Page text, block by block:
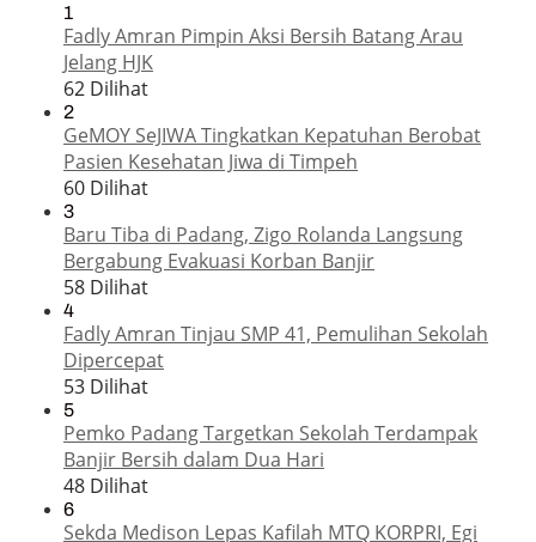
1
Fadly Amran Pimpin Aksi Bersih Batang Arau
Jelang HJK
62 Dilihat
2
GeMOY SeJIWA Tingkatkan Kepatuhan Berobat
Pasien Kesehatan Jiwa di Timpeh
60 Dilihat
3
Baru Tiba di Padang, Zigo Rolanda Langsung
Bergabung Evakuasi Korban Banjir
58 Dilihat
4
Fadly Amran Tinjau SMP 41, Pemulihan Sekolah
Dipercepat
53 Dilihat
5
Pemko Padang Targetkan Sekolah Terdampak
Banjir Bersih dalam Dua Hari
48 Dilihat
6
Sekda Medison Lepas Kafilah MTQ KORPRI, Egi